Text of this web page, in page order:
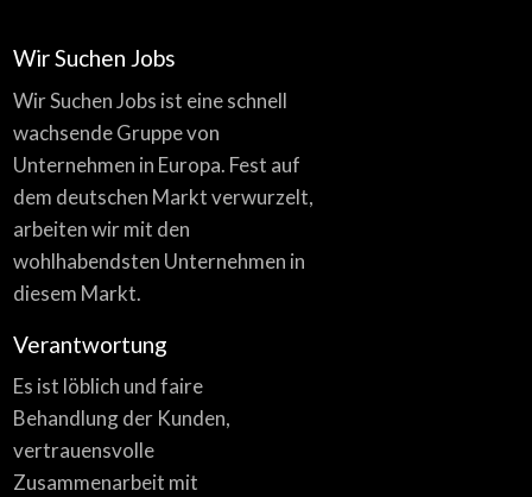
Wir Suchen Jobs
Wir Suchen Jobs ist eine schnell
wachsende Gruppe von
Unternehmen in Europa. Fest auf
dem deutschen Markt verwurzelt,
arbeiten wir mit den
wohlhabendsten Unternehmen in
diesem Markt.
Verantwortung
Es ist löblich und faire
Behandlung der Kunden,
vertrauensvolle
Zusammenarbeit mit